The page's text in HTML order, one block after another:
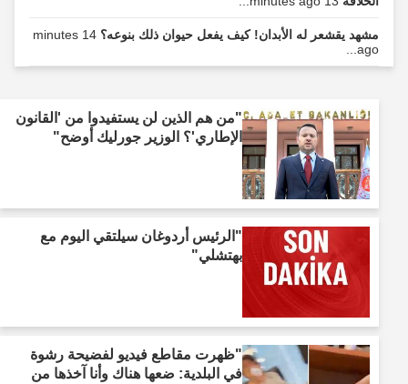
مشهد يقشعر له الأبدان! كيف يفعل حيوان ذلك بنوعه؟
14 minutes
ago...
"من هم الذين لن يستفيدوا من 'القانون
الإطاري'؟ الوزير جورليك أوضح"
"الرئيس أردوغان سيلتقي اليوم مع
بهتشلي"
"ظهرت مقاطع فيديو لفضيحة رشوة
في البلدية: ضعها هناك وأنا آخذها من